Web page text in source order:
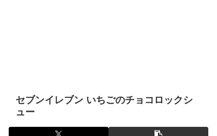
セブンイレブン いちごのチョコロックシ
ュー